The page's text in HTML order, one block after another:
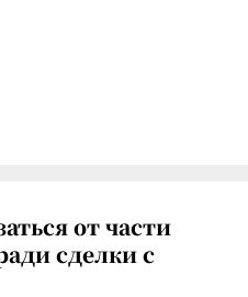
от части
сделки с